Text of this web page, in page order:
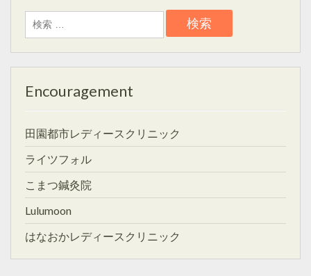
検
索:
Encouragement
田園都市レディースクリニック
ライツフォル
こまつ鍼灸院
Lulumoon
はなおかレディースクリニック